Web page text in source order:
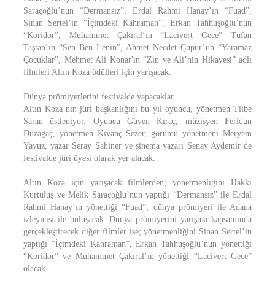
Saraçoğlu’nun “Dermansız”, Erdal Rahmi Hanay’ın “Fuad”,
Sinan Sertel’in “İçimdeki Kahraman”, Erkan Tahhuşoğlu’nun
“Koridor”, Muhammet Çakıral’ın “Lacivert Gece” Tufan
Taştan’ın “Sen Ben Lenin”, Ahmet Necdet Çupur’un “Yaramaz
Çocuklar”, Mehmet Ali Konar'ın “Zin ve Ali’nin Hikayesi” adlı
filmleri Altın Koza ödülleri için yarışacak.
Dünya prömiyerlerini festivalde yapacaklar
Altın Koza’nın jüri başkanlığını bu yıl oyuncu, yönetmen Tilbe
Saran üstleniyor. Oyuncu Güven Kıraç, müzisyen Feridun
Düzağaç, yönetmen Kıvanç Sezer, görüntü yönetmeni Meryem
Yavuz, yazar Seray Şahiner ve sinema yazarı Şenay Aydemir de
festivalde jüri üyesi olarak yer alacak.
Altın Koza için yarışacak filmlerden; yönetmenliğini Hakkı
Kurtuluş ve Melik Saraçoğlu’nun yaptığı “Dermansız” ile Erdal
Rahmi Hanay’ın yönettiği “Fuad”, dünya prömiyeri ile Adana
izleyicisi ile buluşacak. Dünya prömiyerini yarışma kapsamında
gerçekleştirecek diğer filmler ise; yönetmenliğini Sinan Sertel’in
yaptığı “İçimdeki Kahraman”, Erkan Tahhuşoğlu’nun yönettiği
“Koridor” ve Muhammet Çakıral’ın yönettiği “Lacivert Gece”
olacak.